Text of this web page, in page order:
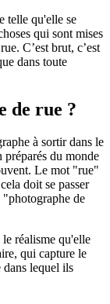
telle qu'elle se
qui sont mises
C’est brut, c’est
dans toute
de rue ?
à sortir dans le
préparés du monde
Le mot "rue"
doit se passer
"photographe de
réalisme qu'elle
qui capture le
dans lequel ils